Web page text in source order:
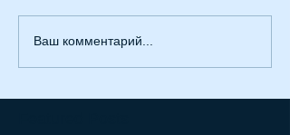
Ваш комментарий...